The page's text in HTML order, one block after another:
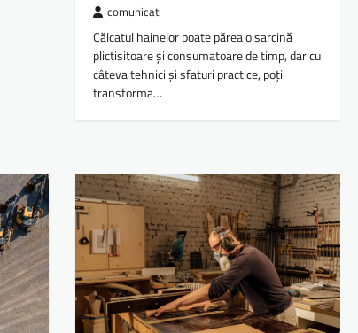
comunicat
Călcatul hainelor poate părea o sarcină
plictisitoare și consumatoare de timp, dar cu
câteva tehnici și sfaturi practice, poți
transforma…